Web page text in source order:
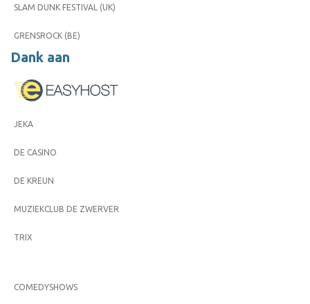
SLAM DUNK FESTIVAL (UK)
GRENSROCK (BE)
Dank aan
JEKA
DE CASINO
DE KREUN
MUZIEKCLUB DE ZWERVER
TRIX
COMEDYSHOWS